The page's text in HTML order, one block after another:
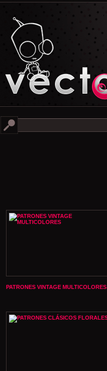
PATRONES VINTAGE MULTICOLORES